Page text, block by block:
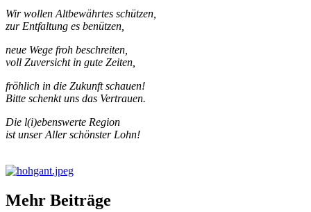
Wir wollen Altbewährtes schützen,
zur Entfaltung es benützen,
neue Wege froh beschreiten,
voll Zuversicht in gute Zeiten,
fröhlich in die Zukunft schauen!
Bitte schenkt uns das Vertrauen.
Die l(i)ebenswerte Region
ist unser Aller schönster Lohn!
Mehr Beiträge